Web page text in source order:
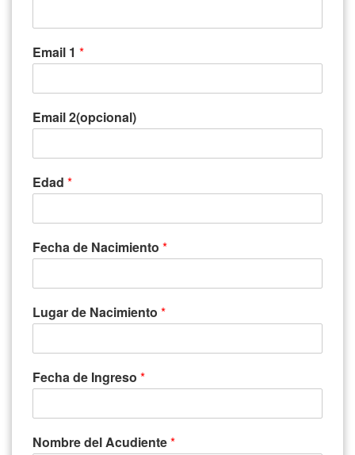
Email 1 *
Email 2(opcional)
Edad *
Fecha de Nacimiento *
Lugar de Nacimiento *
Fecha de Ingreso *
Nombre del Acudiente*